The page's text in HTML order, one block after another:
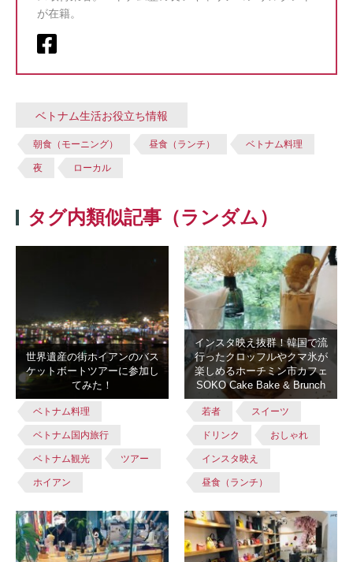
が在籍。
ベトナム生活お役立ち情報
朝食（モーニング） 昼食（ランチ） ベトナム料理
夜 ローカル
タグ内類似記事（ランダム）
世界遺産の街ホイアンのバス
ケットボートツアーに参加し
てみた！
ベトナム料理
ベトナム国内旅行
ベトナム観光 ツアー
ホイアン
インスタ映え抜群！韓国で流
行ったクロッフルやクマ氷が
楽しめるホーチミン市カフェ
SOKO Cake Bake & Brunch
若者 スイーツ
ドリンク おしゃれ
インスタ映え
昼食（ランチ）